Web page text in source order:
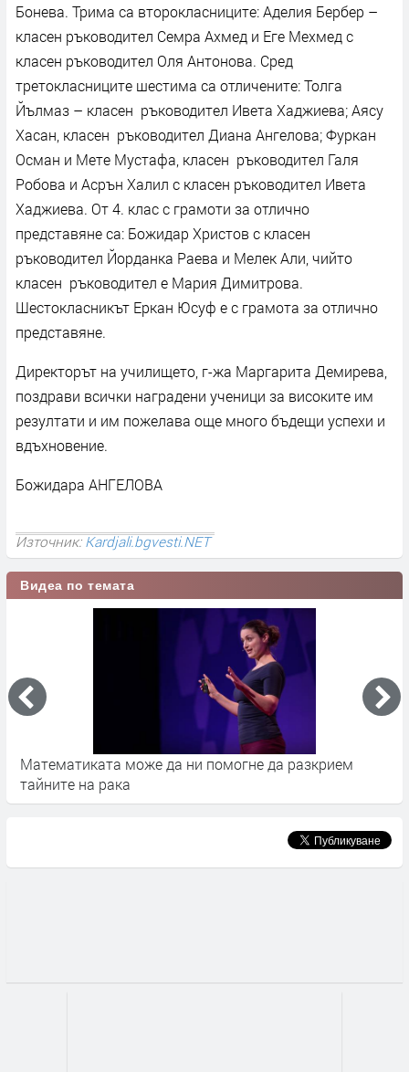
Бонева. Трима са второкласниците: Аделия Бербер –
класен ръководител Семра Ахмед и Еге Мехмед с
класен ръководител Оля Антонова. Сред
третокласниците шестима са отличените: Толга
Йълмаз – класен ръководител Ивета Хаджиева; Аясу
Хасан, класен ръководител Диана Ангелова; Фуркан
Осман и Мете Мустафа, класен ръководител Галя
Робова и Асрън Халил с класен ръководител Ивета
Хаджиева. От 4. клас с грамоти за отлично
представяне са: Божидар Христов с класен
ръководител Йорданка Раева и Мелек Али, чийто
класен ръководител е Мария Димитрова.
Шестокласникът Еркан Юсуф е с грамота за отлично
представяне.
Директорът на училището, г-жа Маргарита Демирева,
поздрави всички наградени ученици за високите им
резултати и им пожелава още много бъдещи успехи и
вдъхновение.
Божидара АНГЕЛОВА
Източник:Kardjali.bgvesti.NET
Видеа по темата
Математиката може да ни помогне да разкрием
тайните на рака